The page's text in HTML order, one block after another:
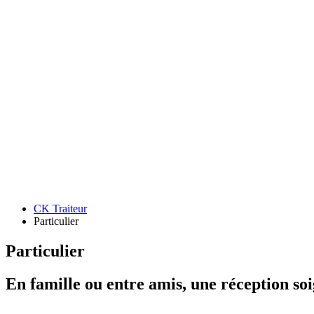
CK Traiteur
Particulier
Particulier
En famille ou entre amis, une réception